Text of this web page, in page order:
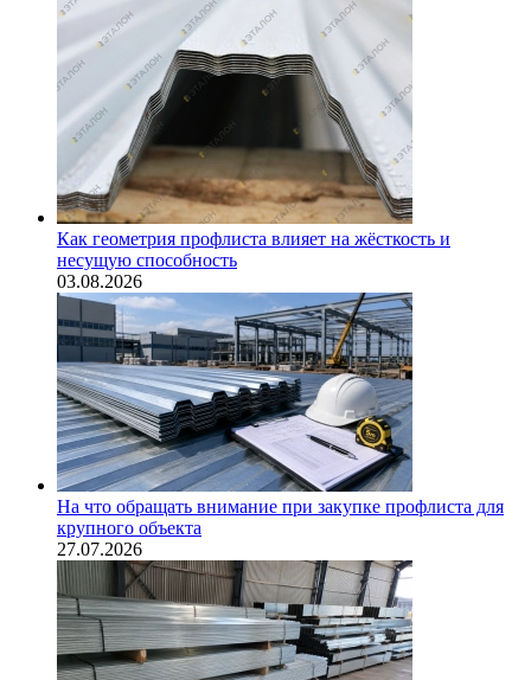
Как геометрия профлиста влияет на жёсткость и
несущую способность
03.08.2026
На что обращать внимание при закупке профлиста для
крупного объекта
27.07.2026